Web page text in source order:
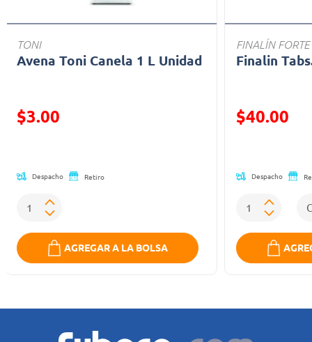
TONI
Avena Toni Canela 1 L Unidad
Precio reducido de
$3.00
Despacho Retiro
AGREGAR A LA BOLSA
FINALÍN FORTE
Finalin
Precio
$40.00
Despacho